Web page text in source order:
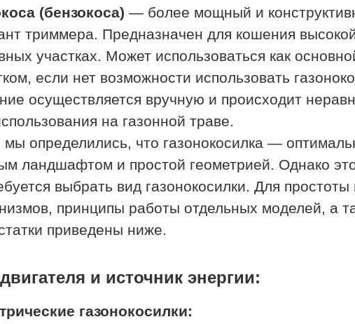
(бензокоса) — более мощный и
триммера. Предназначен для кошения
участках. Может использоваться как
если нет возможности использовать
осуществляется вручную и происходит
на газонной траве.
мы определились, что газонокосилка —
ландшафтом и простой геометрией. Однако
выбрать вид газонокосилки. Для
принципы работы отдельных моделей, а
приведены ниже.
и источник энергии:
газонокосилки: